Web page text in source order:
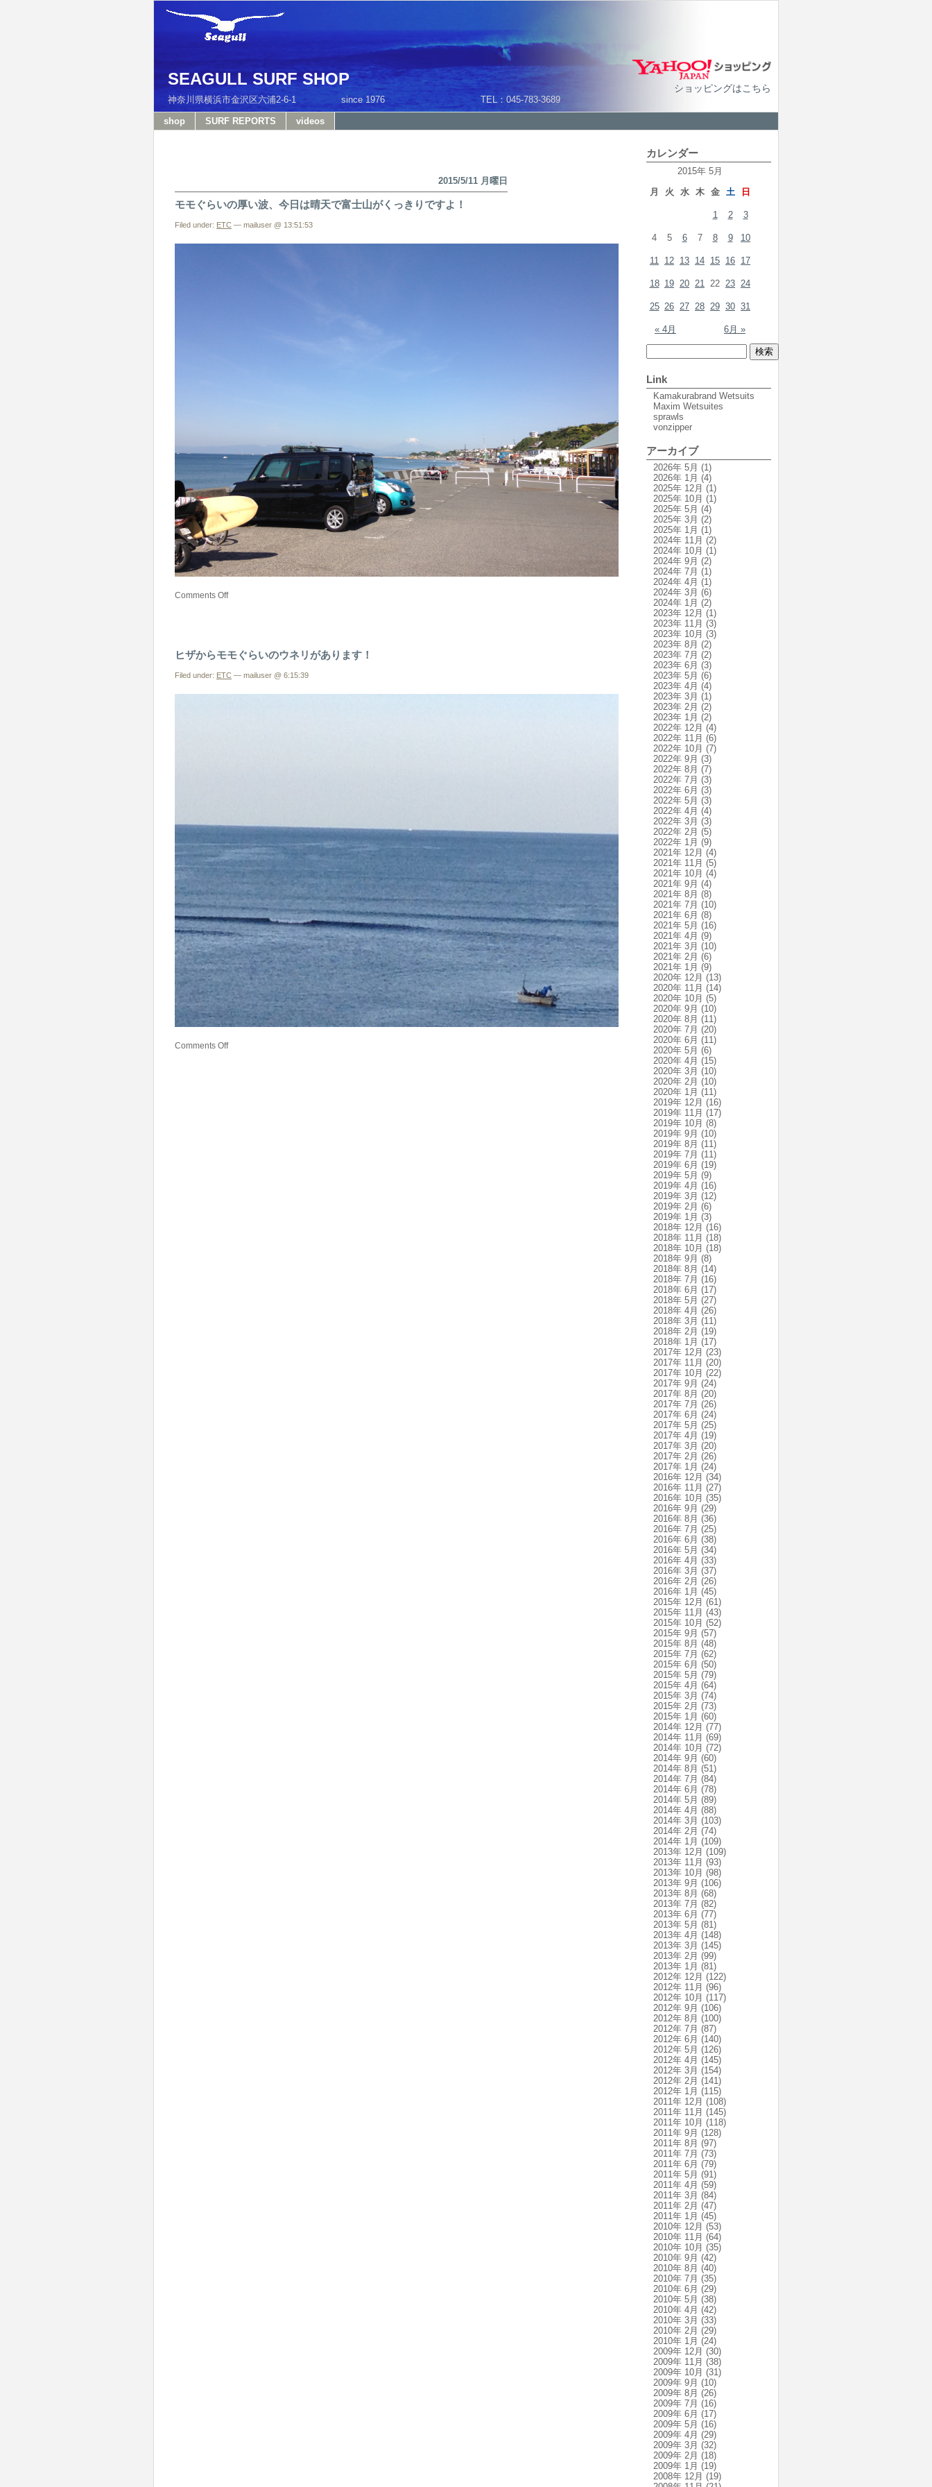
SEAGULL SURF SHOP
神奈川県横浜市金沢区六浦2-6-1 since 1976 TEL：045-783-3689
ショッピングはこちら
shop SURF REPORTS videos
2015/5/11 月曜日
モモぐらいの厚い波、今日は晴天で富士山がくっきりですよ！
Filed under: ETC — mailuser @ 13:51:53
Comments Off
ヒザからモモぐらいのウネリがあります！
Filed under: ETC — mailuser @ 6:15:39
Comments Off
カレンダー
2015年 5月
月
火 水 木 金 土 日
« 4月 6月 »
1 2 3
4 5 6 7 8 9 10
11 12 13 14 15 16 17
18 19 20 21 22 23 24
25 26 27 28 29 30 31
Link
Kamakurabrand Wetsuits
Maxim Wetsuites
sprawls
vonzipper
アーカイブ
2026年 5月 (1)
2026年 1月 (4)
2025年 12月 (1)
2025年 10月 (1)
2025年 5月 (4)
2025年 3月 (2)
2025年 1月 (1)
2024年 11月 (2)
2024年 10月 (1)
2024年 9月 (2)
2024年 7月 (1)
2024年 4月 (1)
2024年 3月 (6)
2024年 1月 (2)
2023年 12月 (1)
2023年 11月 (3)
2023年 10月 (3)
2023年 8月 (2)
2023年 7月 (2)
2023年 6月 (3)
2023年 5月 (6)
2023年 4月 (4)
2023年 3月 (1)
2023年 2月 (2)
2023年 1月 (2)
2022年 12月 (4)
2022年 11月 (6)
2022年 10月 (7)
2022年 9月 (3)
2022年 8月 (7)
2022年 7月 (3)
2022年 6月 (3)
2022年 5月 (3)
2022年 4月 (4)
2022年 3月 (3)
2022年 2月 (5)
2022年 1月 (9)
2021年 12月 (4)
2021年 11月 (5)
2021年 10月 (4)
2021年 9月 (4)
2021年 8月 (8)
2021年 7月 (10)
2021年 6月 (8)
2021年 5月 (16)
2021年 4月 (9)
2021年 3月 (10)
2021年 2月 (6)
2021年 1月 (9)
2020年 12月 (13)
2020年 11月 (14)
2020年 10月 (5)
2020年 9月 (10)
2020年 8月 (11)
2020年 7月 (20)
2020年 6月 (11)
2020年 5月 (6)
2020年 4月 (15)
2020年 3月 (10)
2020年 2月 (10)
2020年 1月 (11)
2019年 12月 (16)
2019年 11月 (17)
2019年 10月 (8)
2019年 9月 (10)
2019年 8月 (11)
2019年 7月 (11)
2019年 6月 (19)
2019年 5月 (9)
2019年 4月 (16)
2019年 3月 (12)
2019年 2月 (6)
2019年 1月 (3)
2018年 12月 (16)
2018年 11月 (18)
2018年 10月 (18)
2018年 9月 (8)
2018年 8月 (14)
2018年 7月 (16)
2018年 6月 (17)
2018年 5月 (27)
2018年 4月 (26)
2018年 3月 (11)
2018年 2月 (19)
2018年 1月 (17)
2017年 12月 (23)
2017年 11月 (20)
2017年 10月 (22)
2017年 9月 (24)
2017年 8月 (20)
2017年 7月 (26)
2017年 6月 (24)
2017年 5月 (25)
2017年 4月 (19)
2017年 3月 (20)
2017年 2月 (26)
2017年 1月 (24)
2016年 12月 (34)
2016年 11月 (27)
2016年 10月 (35)
2016年 9月 (29)
2016年 8月 (36)
2016年 7月 (25)
2016年 6月 (38)
2016年 5月 (34)
2016年 4月 (33)
2016年 3月 (37)
2016年 2月 (26)
2016年 1月 (45)
2015年 12月 (61)
2015年 11月 (43)
2015年 10月 (52)
2015年 9月 (57)
2015年 8月 (48)
2015年 7月 (62)
2015年 6月 (50)
2015年 5月 (79)
2015年 4月 (64)
2015年 3月 (74)
2015年 2月 (73)
2015年 1月 (60)
2014年 12月 (77)
2014年 11月 (69)
2014年 10月 (72)
2014年 9月 (60)
2014年 8月 (51)
2014年 7月 (84)
2014年 6月 (78)
2014年 5月 (89)
2014年 4月 (88)
2014年 3月 (103)
2014年 2月 (74)
2014年 1月 (109)
2013年 12月 (109)
2013年 11月 (93)
2013年 10月 (98)
2013年 9月 (106)
2013年 8月 (68)
2013年 7月 (82)
2013年 6月 (77)
2013年 5月 (81)
2013年 4月 (148)
2013年 3月 (145)
2013年 2月 (99)
2013年 1月 (81)
2012年 12月 (122)
2012年 11月 (96)
2012年 10月 (117)
2012年 9月 (106)
2012年 8月 (100)
2012年 7月 (87)
2012年 6月 (140)
2012年 5月 (126)
2012年 4月 (145)
2012年 3月 (154)
2012年 2月 (141)
2012年 1月 (115)
2011年 12月 (108)
2011年 11月 (145)
2011年 10月 (118)
2011年 9月 (128)
2011年 8月 (97)
2011年 7月 (73)
2011年 6月 (79)
2011年 5月 (91)
2011年 4月 (59)
2011年 3月 (84)
2011年 2月 (47)
2011年 1月 (45)
2010年 12月 (53)
2010年 11月 (64)
2010年 10月 (35)
2010年 9月 (42)
2010年 8月 (40)
2010年 7月 (35)
2010年 6月 (29)
2010年 5月 (38)
2010年 4月 (42)
2010年 3月 (33)
2010年 2月 (29)
2010年 1月 (24)
2009年 12月 (30)
2009年 11月 (38)
2009年 10月 (31)
2009年 9月 (10)
2009年 8月 (26)
2009年 7月 (16)
2009年 6月 (17)
2009年 5月 (16)
2009年 4月 (29)
2009年 3月 (32)
2009年 2月 (18)
2009年 1月 (19)
2008年 12月 (19)